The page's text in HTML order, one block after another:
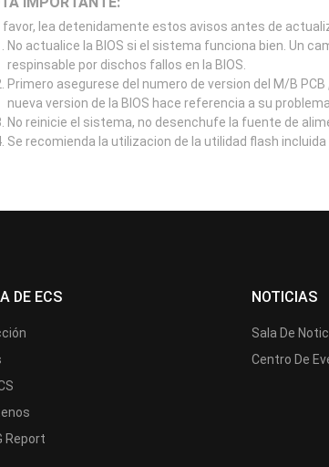
favor, lea detenidamente estos avisos antes de
No actualice la BIOS si el sistema funciona bien. Un
respinsable por dischos fallos en la BIOS.
Primero asegurese del numero de version del M/B
nueva version de la BIOS hace referencia a su
No reinicie el sistema, no desenchufe la fuente de
Se recomienda la utilizacion de la utilidad flash
DE ECS
Report
NOTICIAS
Sala De
Centro De